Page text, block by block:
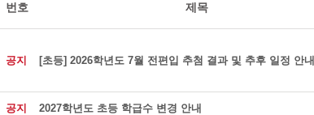
번호 제목
공지 [초등] 2026학년도 7월 전편입 추첨 결과 및 추후 일정 안내
공지 2027학년도 초등 학급수 변경 안내